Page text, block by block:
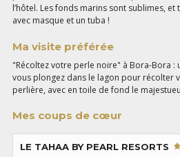
l’hôtel. Les fonds marins sont sublimes,
avec masque et un tuba !
Ma visite préférée
"Récoltez votre perle noire" à Bora-Bora :
vous plongez dans le lagon pour récolter
perlière, avec en toile de fond le
Mes coups de cœur
LE TAHAA BY PEARL RESORTS